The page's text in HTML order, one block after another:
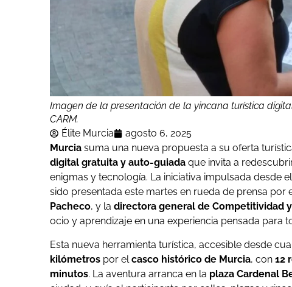
Imagen de la presentación de la yincana turística
CARM.
Élite Murcia
agosto 6, 2025
Murcia suma una nueva propuesta a su oferta
digital gratuita y auto-guiada que invita a
enigmas y tecnología. La iniciativa impulsada desde
sido presentada este martes en rueda de prensa por
Pacheco, y la directora general de Competitividad
ocio y aprendizaje en una experiencia pensada para
Esta nueva herramienta turística, accesible desde
kilómetros por el casco histórico de Murcia, con 12
minutos. La aventura arranca en la plaza Cardenal